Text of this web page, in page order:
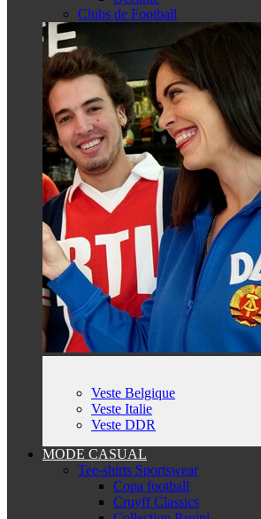
Clubs de Football
Veste Belgique
Veste Italie
Veste DDR
MODE CASUAL
Tee-shirts Sportswear
Copa football
Cruyff Classics